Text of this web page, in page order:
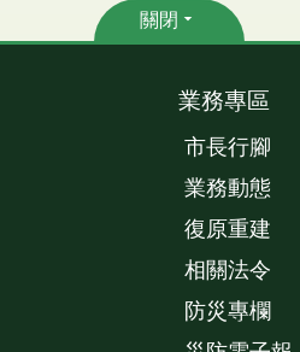
關閉
業務專區
市長行腳
業務動態
復原重建
相關法令
防災專欄